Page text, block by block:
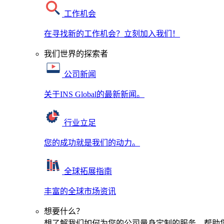
工作机会
在寻找新的工作机会？立刻加入我们！
我们世界的探索者
公司新闻
关于INS Global的最新新闻。
行业立足
您的成功就是我们的动力。
全球拓展指南
丰富的全球市场资讯
想要什么？